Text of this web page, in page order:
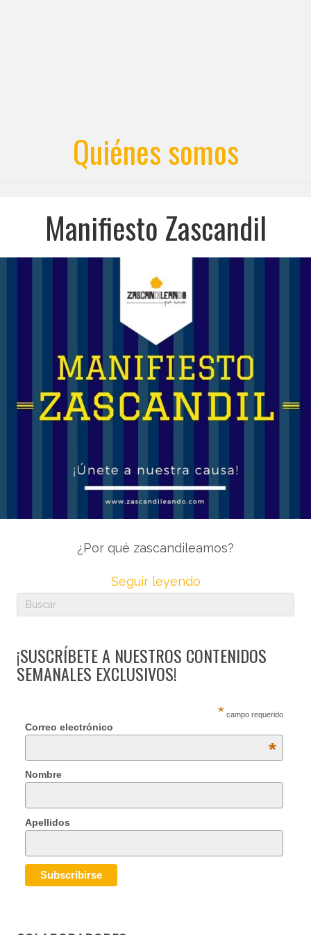
Quiénes somos
Manifiesto Zascandil
¿Por qué zascandileamos?
Seguir leyendo
¡SUSCRÍBETE A NUESTROS CONTENIDOS
SEMANALES EXCLUSIVOS!
* campo requerido
Correo electrónico
*
Nombre
Apellidos